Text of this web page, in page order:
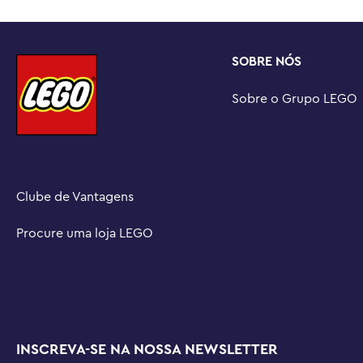
Clube de Vantagens
Procure uma loja LEGO
SOBRE NÓS
Sobre o Grupo LEGO
INSCREVA-SE NA NOSSA NEWSLETTER